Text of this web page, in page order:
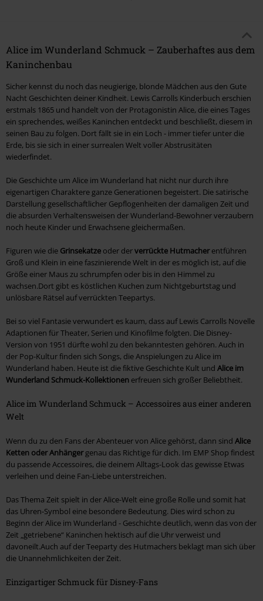
Alice im Wunderland Schmuck – Zauberhaftes aus dem
Kaninchenbau
Sicher kennst du noch das neugierige, blonde Mädchen aus den Gute
Nacht Geschichten deiner Kindheit. Lewis Carrolls Kinderbuch erschien
erstmals 1865 und handelt von der Protagonistin Alice, die eines Tages
ein sprechendes, weißes Kaninchen entdeckt und beschließt, diesem in
seinen Bau zu folgen. Dort fällt sie in ein Loch - immer tiefer unter die
Erde, bis sie sich in einer surrealen Welt voller Abstrusitäten
wiederfindet.
Die Geschichte um Alice im Wunderland hat nicht nur durch ihre
eigenartigen Charaktere ganze Generationen begeistert. Die satirische
Darstellung gesellschaftlicher Gepflogenheiten der damaligen Zeit und
die absurden Verhaltensweisen der Wunderland-Bewohner verzaubern
noch heute Kinder und Erwachsene gleichermaßen.
Figuren wie die Grinsekatze oder derverrückte Hutmacherentführen
Groß und Klein in eine faszinierende Welt in der es möglich ist, auf die
Größe einer Maus zu schrumpfen oder bis in den Himmel zu
wachsen.Dort gibt es köstlichen Kuchen zum Nichtgeburtstag und
unlösbare Rätsel auf verrückten Teepartys.
Bei so viel Fantasie verwundert es kaum, dass auf Lewis Carrolls Novelle
Adaptionen für Theater, Serien und Kinofilme folgten. Die Disney-
Version von 1951 dürfte wohl zu den bekanntesten gehören. Auch in
der Pop-Kultur finden sich Songs, die Anspielungen zu Alice im
Wunderland haben. Heute ist die fiktive Geschichte Kult und Alice im
Wunderland Schmuck-Kollektionen erfreuen sich großer Beliebtheit.
Alice im Wunderland Schmuck – Accessoires aus einer anderen
Welt
Wenn du zu den Fans der Abenteuer von Alice gehörst, dann sind Alice
Ketten oder Anhängergenau das Richtige für dich. Im EMP Shop findest
du passende Accessoires, die deinem Alltags-Look das gewisse Etwas
verleihen und deine Fan-Liebe unterstreichen.
Das Thema Zeit spielt in der Alice-Welt eine große Rolle und somit hat
das Uhren-Symbol eine besondere Bedeutung. Dies wird schon zu
Beginn der Alice im Wunderland - Geschichte deutlich, wenn das von der
Zeit „getriebene“ Kaninchen hektisch auf die Uhr verweist und
davoneilt.Auch auf der Teeparty des Hutmachers beklagt man sich über
die Unannehmlichkeiten der Zeit.
Einzigartiger Schmuck für Disney-Fans